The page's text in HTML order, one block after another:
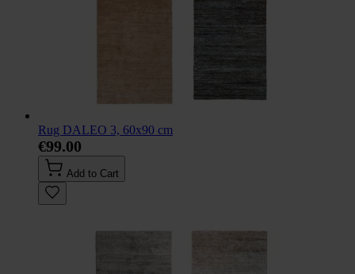
Rug DALEO 3, 60x90 cm
€99.00
Add to Cart